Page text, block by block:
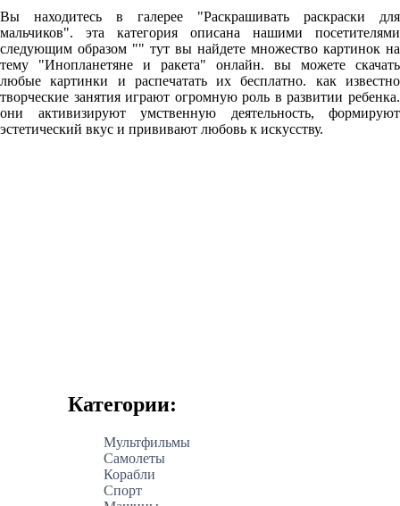
Вы находитесь в галерее "Раскрашивать раскраски для
мальчиков". эта категория описана нашими посетителями
следующим образом "" тут вы найдете множество картинок на
тему "Инопланетяне и ракета" онлайн. вы можете скачать
любые картинки и распечатать их бесплатно. как известно
творческие занятия играют огромную роль в развитии ребенка.
они активизируют умственную деятельность, формируют
эстетический вкус и прививают любовь к искусству.
Категории:
Мультфильмы
Самолеты
Корабли
Спорт